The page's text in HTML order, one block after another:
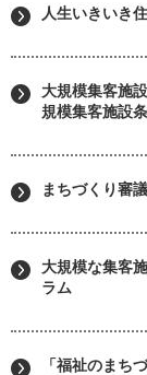
人生いきいき
大規模集客施
規模集客施設条
まちづくり審
大規模な集客
ラム
「福祉のまち